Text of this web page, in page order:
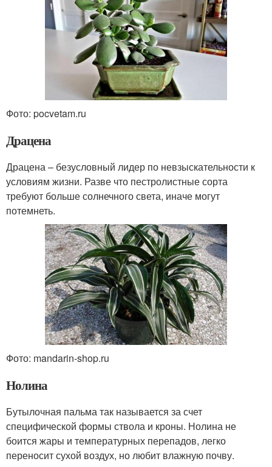
Фото: pocvetam.ru
Драцена
Драцена – безусловный лидер по невзыскательности к
условиям жизни. Разве что пестролистные сорта
требуют больше солнечного света, иначе могут
потемнеть.
Фото: mandarin-shop.ru
Нолина
Бутылочная пальма так называется за счет
специфической формы ствола и кроны. Нолина не
боится жары и температурных перепадов, легко
переносит сухой воздух, но любит влажную почву.